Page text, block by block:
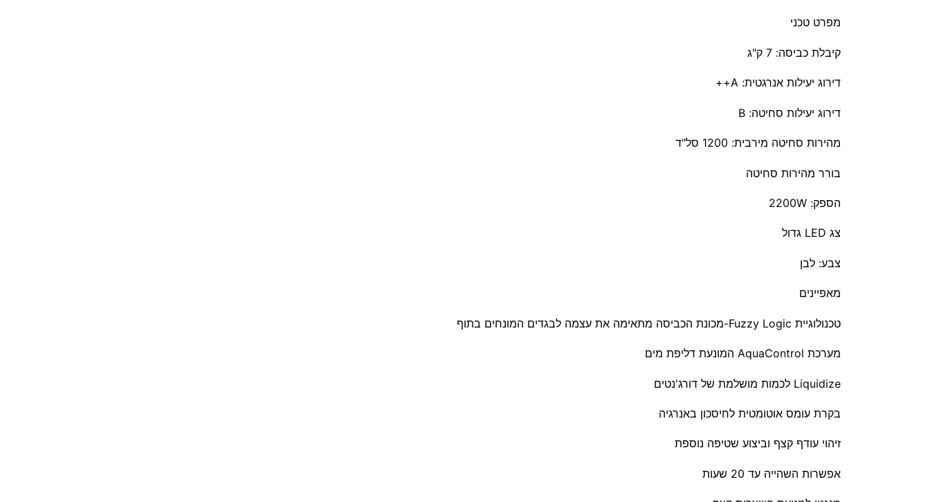
מפרט טכני
קיבלת כביסה: 7 ק"ג
דירוג יעילות אנרגטית: A++
דירוג יעילות סחיטה: B
מהירות סחיטה מירבית: 1200 סל"ד
בורר מהירות סחיטה
הספק: 2200W
צג LED גדול
​צבע: לבן
מאפיינים
טכנולוגיית Fuzzy Logic-מכונת הכביסה מתאימה את עצמה לבגדים המונחים בתוף
מערכת AquaControl המונעת דליפת מים
Liquidize לכמות מושלמת של דורג'נטים
בקרת עומס אוטומטית לחיסכון באנרגיה
זיהוי עודף קצף וביצוע שטיפה נוספת
אפשרות השהייה עד 20 שעות